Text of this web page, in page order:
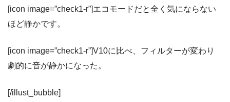
[icon image=”check1-r”]エコモードだと全く気にならない
ほど静かです。
[icon image=”check1-r”]V10に比べ、フィルターが変わり
劇的に音が静かになった。
[/illust_bubble]